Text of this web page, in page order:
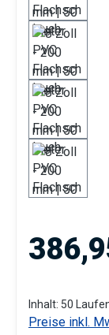
Regulärer
Inhalt: 50
Preise inkl.